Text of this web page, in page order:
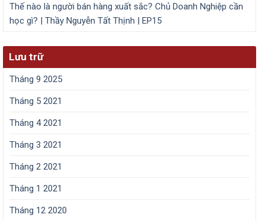
Thế nào là người bán hàng xuất sắc? Chủ Doanh Nghiệp cần
học gì? | Thầy Nguyễn Tất Thịnh | EP15
Lưu trữ
Tháng 9 2025
Tháng 5 2021
Tháng 4 2021
Tháng 3 2021
Tháng 2 2021
Tháng 1 2021
Tháng 12 2020